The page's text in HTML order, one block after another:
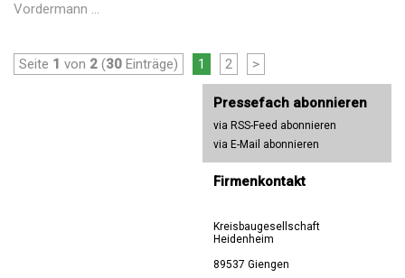
Vordermann ...
Seite 1 von 2 (30 Einträge) 1 2 >
Pressefach abonnieren
via RSS-Feed abonnieren
via E-Mail abonnieren
Firmenkontakt
Kreisbaugesellschaft
Heidenheim
89537 Giengen